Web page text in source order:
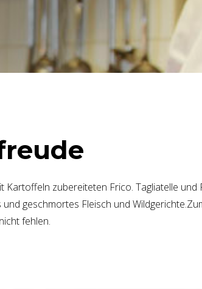
zubereiteten Frico. Tagliatelle und
geschmortes Fleisch und
fehlen.